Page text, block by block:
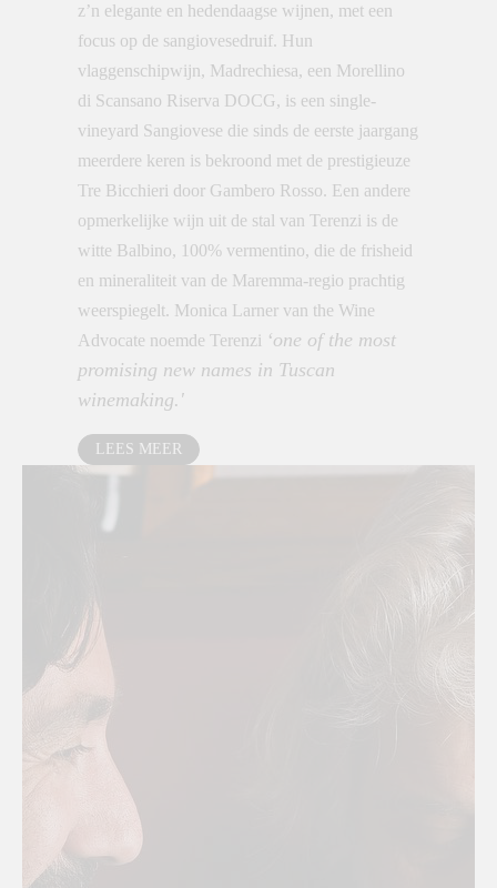
z’n elegante en hedendaagse wijnen, met een
focus op de sangiovesedruif. Hun
vlaggenschipwijn, Madrechiesa, een Morellino
di Scansano Riserva DOCG, is een single-
vineyard Sangiovese die sinds de eerste jaargang
meerdere keren is bekroond met de prestigieuze
Tre Bicchieri door Gambero Rosso. Een andere
opmerkelijke wijn uit de stal van Terenzi is de
witte Balbino, 100% vermentino, die de frisheid
en mineraliteit van de Maremma-regio prachtig
weerspiegelt. Monica Larner van the Wine
Advocate noemde Terenzi ‘one of the most
promising new names in Tuscan
winemaking.'
LEES MEER